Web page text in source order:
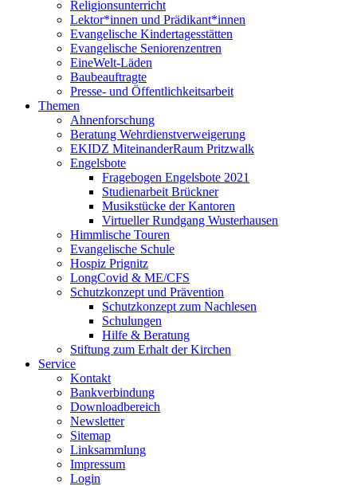
Religionsunterricht
Lektor*innen und Prädikant*innen
Evangelische Kindertagesstätten
Evangelische Seniorenzentren
EineWelt-Läden
Baubeauftragte
Presse- und Öffentlichkeitsarbeit
Themen
Ahnenforschung
Beratung Wehrdienstverweigerung
EKIDZ MiteinanderRaum Pritzwalk
Engelsbote
Fragebogen Engelsbote 2021
Studienarbeit Brückner
Musikstücke der Kantoren
Virtueller Rundgang Wusterhausen
Himmlische Touren
Evangelische Schule
Hospiz Prignitz
LongCovid & ME/CFS
Schutzkonzept und Prävention
Schutzkonzept zum Nachlesen
Schulungen
Hilfe & Beratung
Stiftung zum Erhalt der Kirchen
Service
Kontakt
Bankverbindung
Downloadbereich
Newsletter
Sitemap
Linksammlung
Impressum
Login